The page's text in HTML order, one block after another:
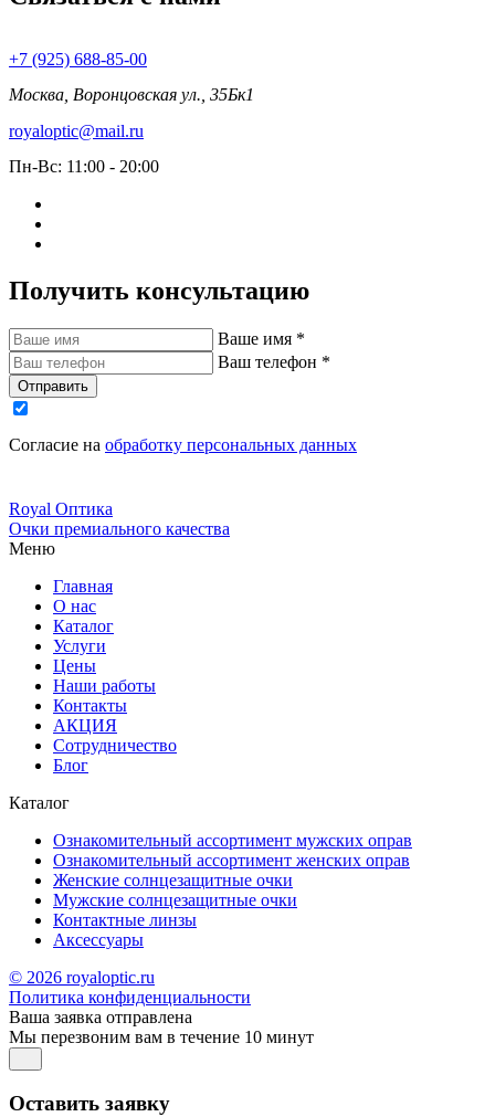
+7 (925) 688-85-00
Москва, Воронцовская ул., 35Бк1
royaloptic@mail.ru
Пн-Вс: 11:00 - 20:00
Получить консультацию
Ваше имя *
Ваш телефон *
Отправить
Согласие на обработку персональных данных
Royal Оптика
Очки премиального качества
Меню
Главная
О нас
Каталог
Услуги
Цены
Наши работы
Контакты
АКЦИЯ
Сотрудничество
Блог
Каталог
Ознакомительный ассортимент мужских оправ
Ознакомительный ассортимент женских оправ
Женские солнцезащитные очки
Мужские солнцезащитные очки
Контактные линзы
Аксессуары
© 2026 royaloptic.ru
Политика конфиденциальности
Ваша заявка отправлена
Мы перезвоним вам в течение 10 минут
Оставить заявку